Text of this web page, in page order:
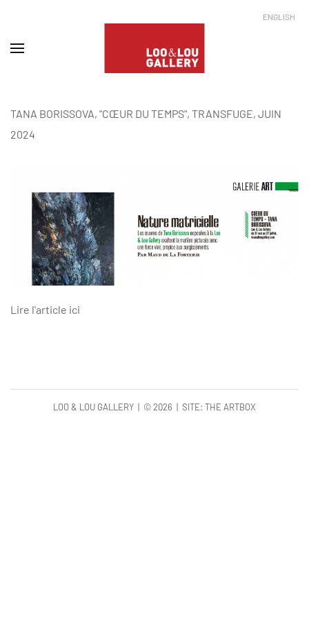
ENGLISH
TANA BORISSOVA, "CŒUR DU TEMPS", TRANSFUGE, JUIN
2024
Lire l'article ici
LOO & LOU GALLERY | ©2026 | SITE: THE ARTBOX